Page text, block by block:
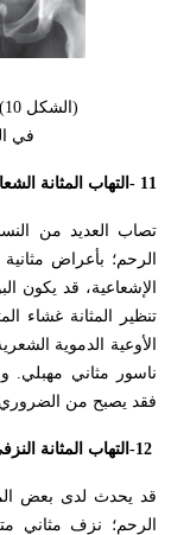
في
- 11 التهاب المثانة
تصاب العديد من
الرحم؛ بأعراض
الإشعاعية، قد يكون
تنظير المثانة غشاء
الأوعية الدموية
ناسور مثاني مهبلي.
فقد يصبح من
-12 التهاب المثانة
قد يحدث لدى بعض
الرحم؛ نزف مثاني